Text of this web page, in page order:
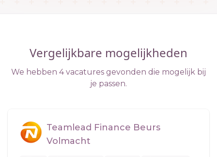
Vergelijkbare mogelijkheden
We hebben 4 vacatures gevonden die mogelijk bij
je passen.
Teamlead Finance Beurs
Volmacht